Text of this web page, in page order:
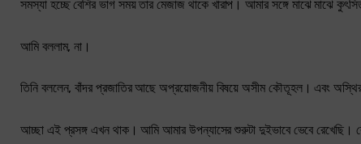
সমস্যা হচ্ছে বেশির ভাগ সময় তার মেজাজ থাকে খারাপ। আমার সঙ্গে মাঝে মাঝে
আমি বললাম, না।
তিনি বললেন, বাঁদর প্রজাতির আছে অপ্রয়োজনীয় বিষয়ে অসীম কৌতূহল। এবং
আচ্ছা এই প্রসঙ্গ এখন থাক। আমি আমার উপন্যাসের শুরুটা দুইভাবে ভেবে